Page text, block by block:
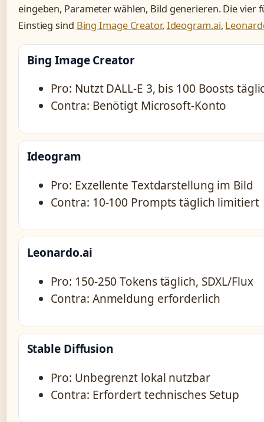
eingeben, Parameter wählen, Bild generieren. Die
Einstieg sind Bing Image Creator, Ideogram.ai,
Bing Image Creator
Pro: Nutzt DALL-E 3, bis 100 Boosts
Contra: Benötigt Microsoft-Konto
Ideogram
Pro: Exzellente Textdarstellung im Bild
Contra: 10-100 Prompts täglich limitiert
Leonardo.ai
Pro: 150-250 Tokens täglich, SDXL/Flux
Contra: Anmeldung erforderlich
Stable Diffusion
Pro: Unbegrenzt lokal nutzbar
Contra: Erfordert technisches Setup